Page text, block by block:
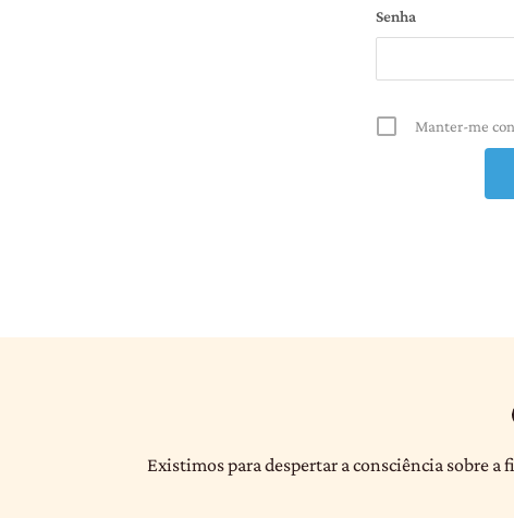
Senha
Manter-me
Existimos para despertar a consciência sobre